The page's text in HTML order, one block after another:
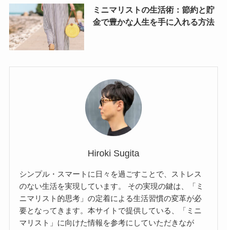
ミニマリストの生活術：節約と貯
金で豊かな人生を手に入れる方法
Hiroki Sugita
シンプル・スマートに日々を過ごすことで、ストレス
のない生活を実現しています。 その実現の鍵は、「ミ
ニマリスト的思考」の定着による生活習慣の変革が必
要となってきます。本サイトで提供している、「ミニ
マリスト」に向けた情報を参考にしていただきなが